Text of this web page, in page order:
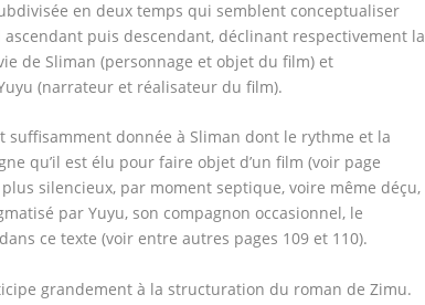
en deux temps qui semblent conceptualiser
puis descendant, déclinant respectivement la
de Sliman (personnage et objet du film) et
(narrateur et réalisateur du film).
suffisamment donnée à Sliman dont le rythme et la
qu’il est élu pour faire objet d’un film (voir page
silencieux, par moment septique, voire même déçu,
par Yuyu, son compagnon occasionnel, le
ce texte (voir entre autres pages 109 et 110).
grandement à la structuration du roman de Zimu.